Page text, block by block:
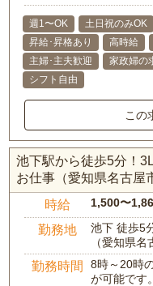
週1〜OK 土日祝のみOK
昇給･昇格あり
高時給
主婦･主夫歓迎
家政婦の
シフト自由
この
池下駅から徒歩5分！
お仕事（愛知県名古屋
時給 1,500〜
勤務地
池下 徒歩5
（愛知県名
勤務時間
8時～20時
が可能です